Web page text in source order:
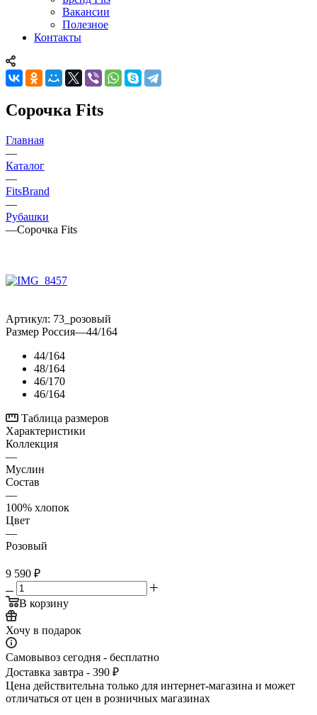
Вакансии
Полезное
Контакты
Сорочка Fits
Главная
—
Каталог
—
FitsBrand
—
Рубашки
—Сорочка Fits
Артикул: 73_розовый
Размер Россия—44/164
44/164
48/164
46/170
46/164
Таблица размеров
Характеристики
Коллекция
—
Муслин
Состав
—
100% хлопок
Цвет
—
Розовый
9 590 ₽
В корзину
Хочу в подарок
Самовывоз сегодня - бесплатно
Доставка завтра - 390 ₽
Цена действительна только для интернет-магазина и может
отличаться от цен в розничных магазинах